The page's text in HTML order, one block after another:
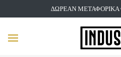
ΔΩΡΕΑΝ ΜΕΤΑΦΟΡΙΚΑ
MENU